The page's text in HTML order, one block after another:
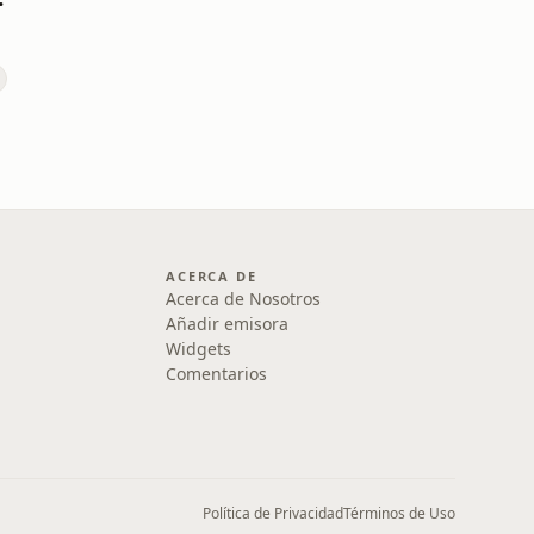
ACERCA DE
Acerca de Nosotros
Añadir emisora
Widgets
Comentarios
Política de PrivacidadTérminos de Uso